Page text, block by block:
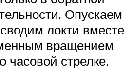
Опускаем
локти вместе
вращением
часовой стрелке.